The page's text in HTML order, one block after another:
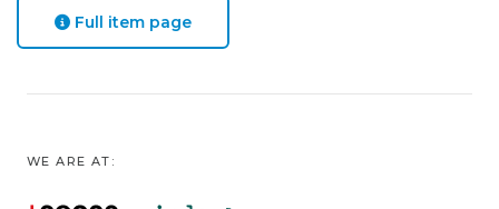
Full item page
WE ARE AT: